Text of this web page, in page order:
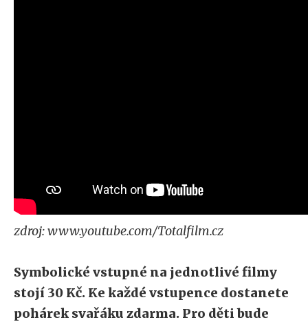
zdroj: www.youtube.com/Totalfilm.cz
Symbolické vstupné na jednotlivé filmy
stojí 30 Kč. Ke každé vstupence dostanete
pohárek svařáku zdarma. Pro děti bude